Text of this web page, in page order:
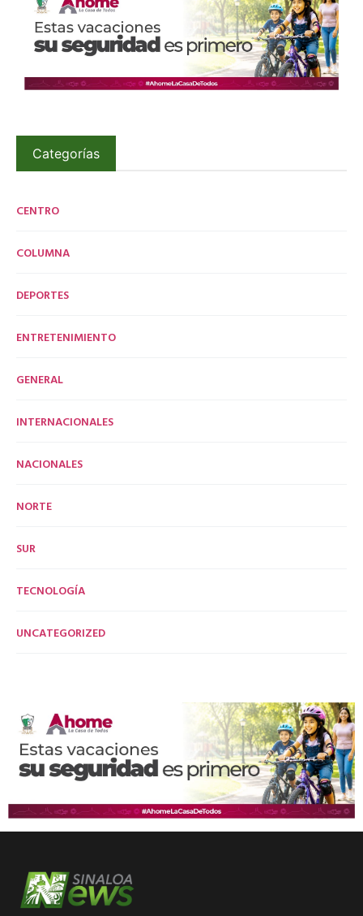
Categorías
CENTRO
COLUMNA
DEPORTES
ENTRETENIMIENTO
GENERAL
INTERNACIONALES
NACIONALES
NORTE
SUR
TECNOLOGÍA
UNCATEGORIZED